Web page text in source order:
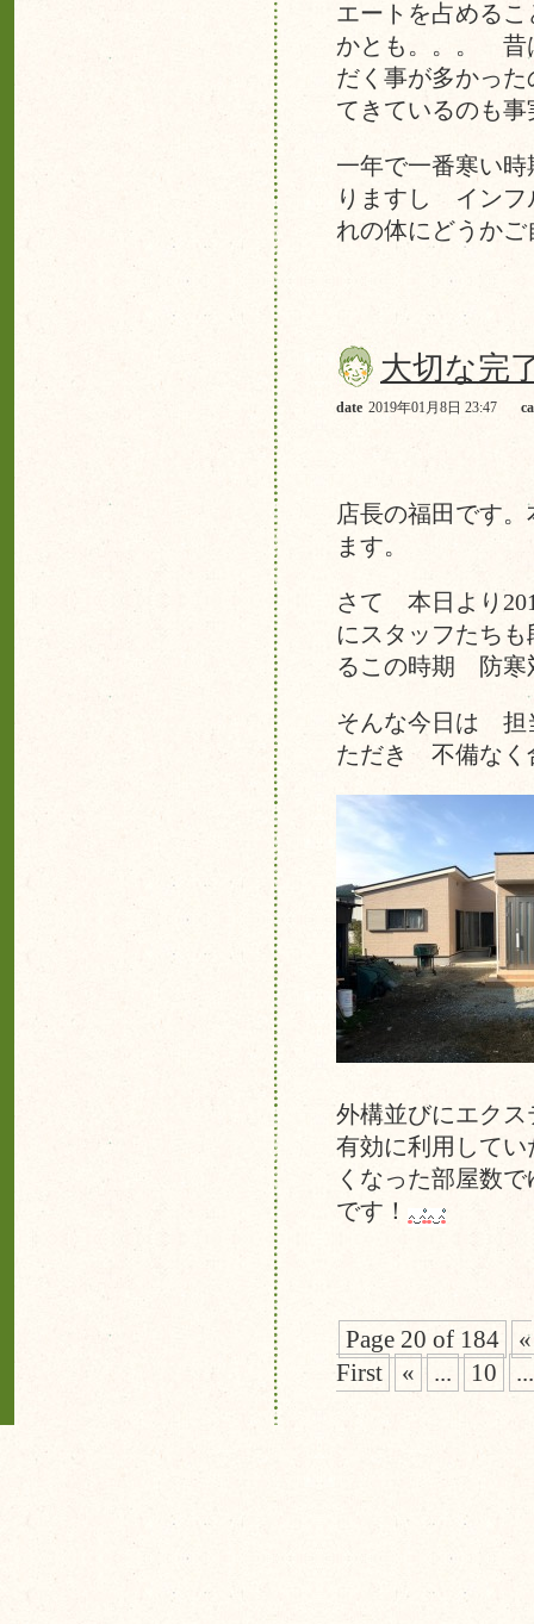
エートを占める
かとも。。。 昔
だく事が多かっ
てきているのも
一年で一番寒い
りますし インフ
れの体にどうか
大切な完
date 2019年01月8日 23:47
店長の福田です
ます。
さて 本日より
にスタッフたち
るこの時期 防寒
そんな今日は 担
ただき 不備なく
外構並びにエク
有効に利用して
くなった部屋数
です！
Page 20 of 184
«
First
« ... 10 ...